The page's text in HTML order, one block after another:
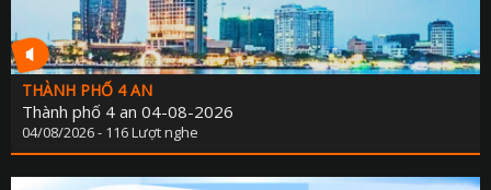
THÀNH PHỐ 4 AN
Thành phố 4 an 04-08-2026
04/08/2026 - 116 Lượt nghe